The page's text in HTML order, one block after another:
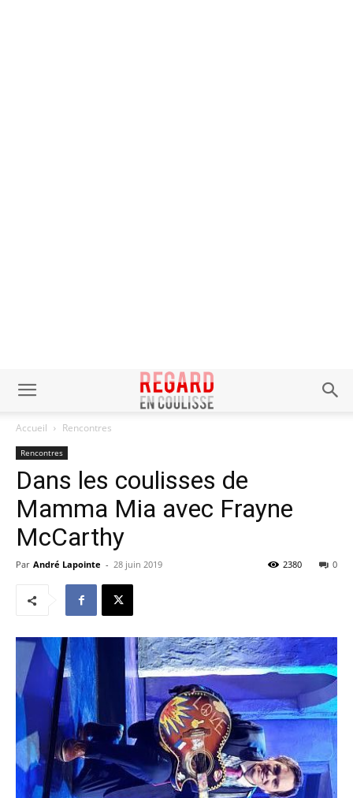
Accueil Rencontres
Rencontres
Dans les coulisses de
Mamma Mia avec Frayne
McCarthy
Par André Lapointe - 28 juin 2019 0
2380